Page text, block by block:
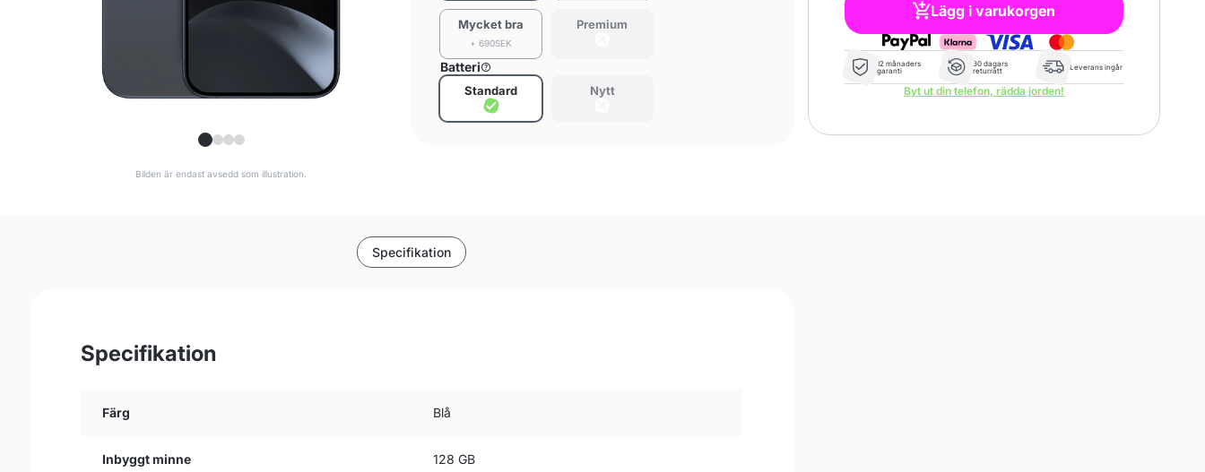
Bilden är endast avsedd som illustration.
Mycket bra
+ 690SEK
Premium
Batteri
Standard Nytt
Specifikation
Specifikation
Färg Blå
Inbyggt minne 128 GB
Lägg i varukorgen
12 månaders
garanti
30 dagars
returrätt
Leverans ingår
Byt ut din telefon, rädda jorden!